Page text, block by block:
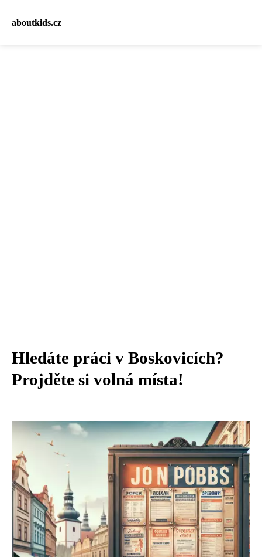
aboutkids.cz
Hledáte práci v Boskovicích?
Projděte si volná místa!